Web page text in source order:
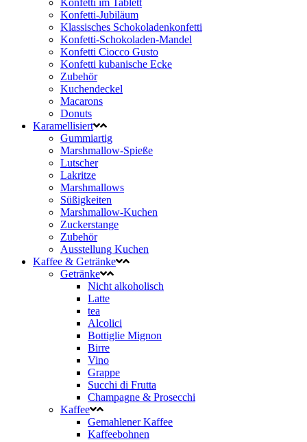
Konfetti-Jubiläum
Klassisches Schokoladenkonfetti
Konfetti-Schokoladen-Mandel
Konfetti Ciocco Gusto
Konfetti kubanische Ecke
Zubehör
Kuchendeckel
Macarons
Donuts
Karamellisiert
Gummiartig
Marshmallow-Spieße
Lutscher
Lakritze
Marshmallows
Süßigkeiten
Marshmallow-Kuchen
Zuckerstange
Zubehör
Ausstellung Kuchen
Kaffee & Getränke
Getränke
Nicht alkoholisch
Latte
tea
Alcolici
Bottiglie Mignon
Birre
Vino
Grappe
Succhi di Frutta
Champagne & Prosecchi
Kaffee
Gemahlener Kaffee
Kaffeebohnen